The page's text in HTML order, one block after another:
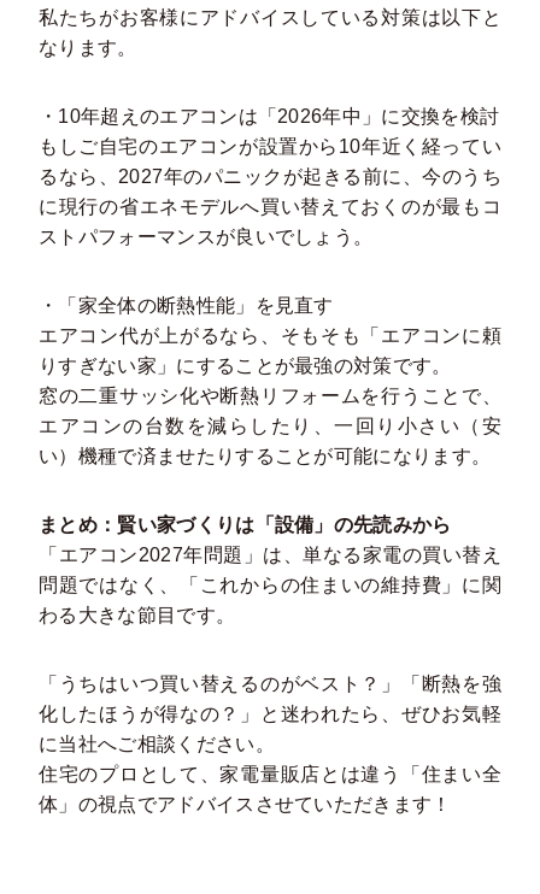
私たちがお客様にアドバイスしている対策は以下と
なります。
・10年超えのエアコンは「2026年中」に交換を検討
もしご自宅のエアコンが設置から10年近く経ってい
るなら、2027年のパニックが起きる前に、今のうち
に現行の省エネモデルへ買い替えておくのが最もコ
ストパフォーマンスが良いでしょう。
・「家全体の断熱性能」を見直す
エアコン代が上がるなら、そもそも「エアコンに頼
りすぎない家」にすることが最強の対策です。
窓の二重サッシ化や断熱リフォームを行うことで、
エアコンの台数を減らしたり、一回り小さい（安
い）機種で済ませたりすることが可能になります。
まとめ：賢い家づくりは「設備」の先読みから
「エアコン2027年問題」は、単なる家電の買い替え
問題ではなく、「これからの住まいの維持費」に関
わる大きな節目です。
「うちはいつ買い替えるのがベスト？」「断熱を強
化したほうが得なの？」と迷われたら、ぜひお気軽
に当社へご相談ください。
住宅のプロとして、家電量販店とは違う「住まい全
体」の視点でアドバイスさせていただきます！